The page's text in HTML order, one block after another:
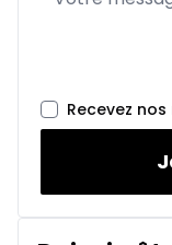
Recevez